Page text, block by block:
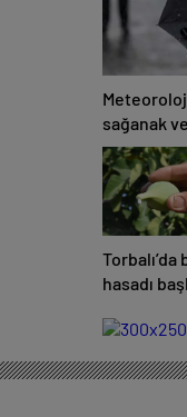
sağanak
Torbalı’da
hasadı